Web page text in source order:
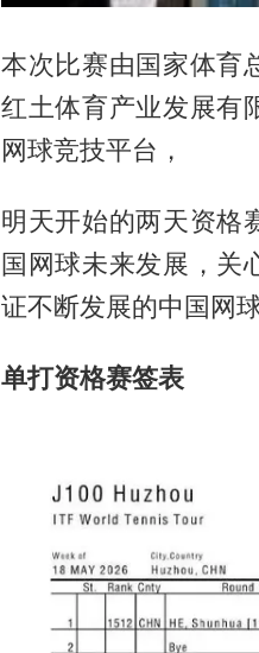
本次比赛由国家体育
红土体育产业发展有
网球竞技平台，
明天开始的两天资格
国网球未来发展，关
证不断发展的中国网球
单打资格赛签表